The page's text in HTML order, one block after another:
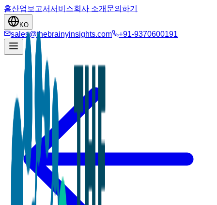
홈산업 보고서서비스회사 소개 문의하기
KO
sales@thebrainyinsights.com +91-9370600191